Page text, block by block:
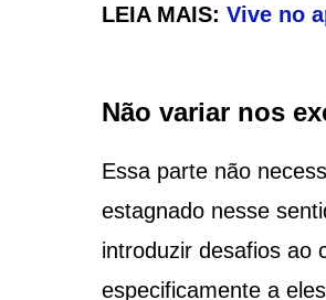
LEIA MAIS: Vive no
Não variar nos
Essa parte não
estagnado nesse
introduzir desafios ao
especificamente a